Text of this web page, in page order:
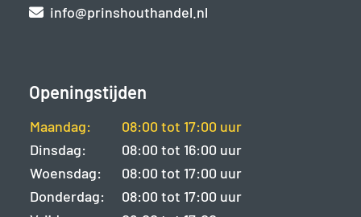
info@prinshouthandel.nl
Openingstijden
Maandag:
08:00 tot 17:00 uur
Dinsdag:
08:00 tot 16:00 uur
Woensdag:
08:00 tot 17:00 uur
Donderdag:
08:00 tot 17:00 uur